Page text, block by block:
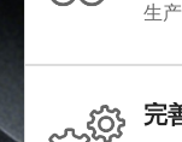
生
完